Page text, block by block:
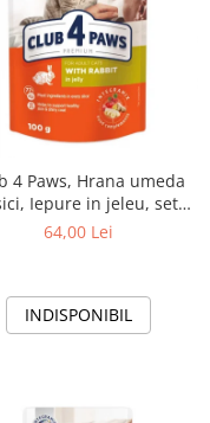
4 Paws, Hrana umeda
Iepure in jeleu, set
24x100g
64,00 Lei
INDISPONIBIL